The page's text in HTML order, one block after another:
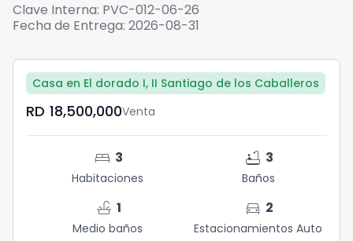
Clave Interna: PVC-012-06-26
Fecha de Entrega: 2026-08-31
Casa en El dorado I, II Santiago de los Caballeros
RD	18,500,000Venta
bed 3
Habitaciones
bathtub 3
Baños
faucet 1
Medio baños
directions_car 2
Estacionamientos Auto